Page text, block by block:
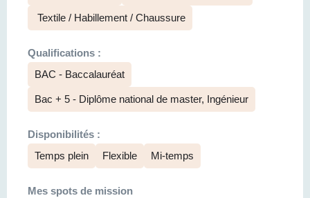
Textile / Habillement / Chaussure
Qualifications :
BAC - Baccalauréat
Bac + 5 - Diplôme national de master, Ingénieur
Disponibilités :
Temps plein
Flexible Mi-temps
Mes spots de mission